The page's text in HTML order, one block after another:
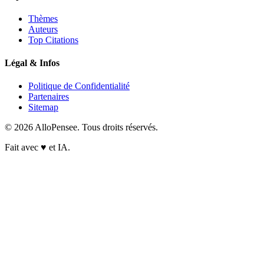
Thèmes
Auteurs
Top Citations
Légal & Infos
Politique de Confidentialité
Partenaires
Sitemap
© 2026 AlloPensee. Tous droits réservés.
Fait avec ♥ et IA.